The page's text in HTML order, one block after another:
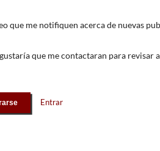
que me notifiquen acerca de nuevas
que me contactaran para revisar
Entrar